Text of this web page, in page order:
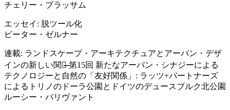
チェリー・ブラッサム
エッセイ: 脱ツール化
ピーター・ゼルナー
連載: ランドスケープ・アーキテクチュアとアーバン・デザ
インの新しい関係̶̶ 第15回 新たなアーバン・シナジーによる
テクノロジーと自然の「友好関係」: ラッツ+パートナーズ
によるトリノのドーラ公園とドイツのデュースブルク北公園
ルーシー・バリヴァント